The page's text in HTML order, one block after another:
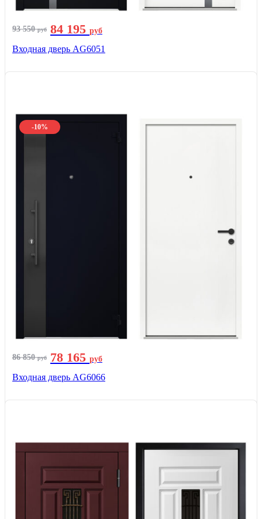
93 550руб 84 195 руб
Входная дверь AG6051
-10%
86 850руб 78 165 руб
Входная дверь AG6066